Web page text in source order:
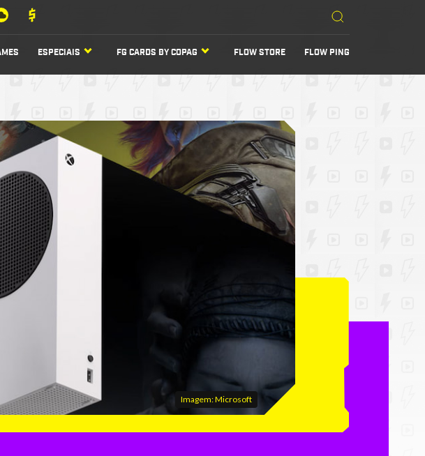
ESPECIAIS FG CARDS BY COPAG FLOW STORE FLOW PING
Imagem: Microsoft